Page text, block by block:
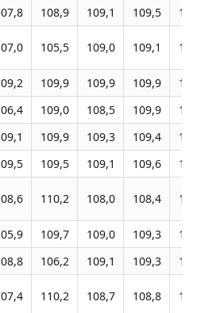
108,9 109,1 109,5
105,5 109,0 109,1
109,9 109,9 109,9
109,0 108,5 109,9
109,9 109,3 109,4
109,5 109,1 109,6
110,2 108,0 108,4
109,7 109,0 109,3
106,2 109,1 109,3
110,2 108,7 108,8